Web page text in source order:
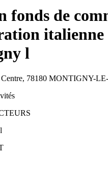
fonds de
italienne
l
Centre, 78180 MONTIGNY-